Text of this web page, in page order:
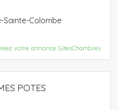
Sainte-Colombe
votre annonce GitesChambres
POTES